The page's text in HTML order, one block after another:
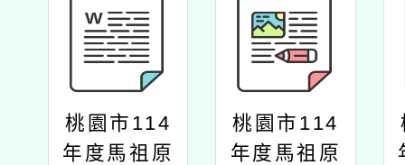
桃園市114
年度馬祖原
桃園市114
年度馬祖原